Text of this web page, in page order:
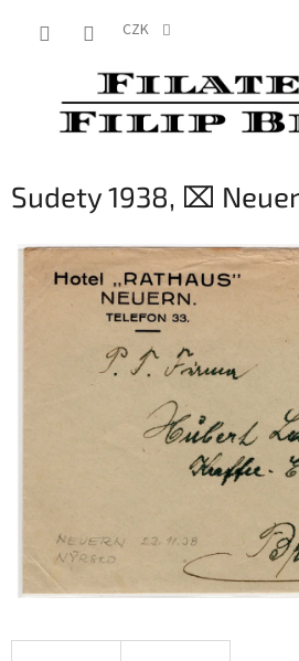
CZK
Sudety 1938, ⌧︎